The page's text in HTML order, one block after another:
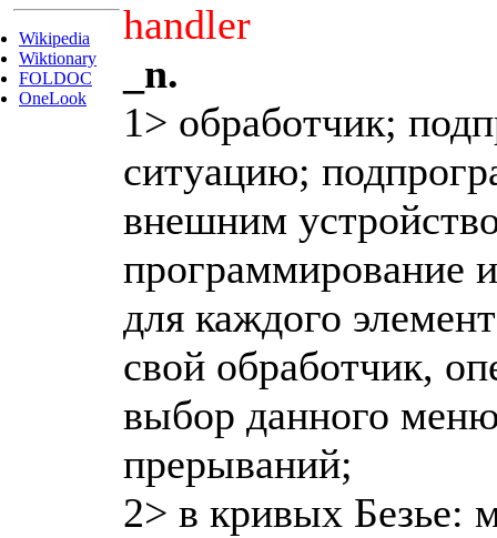
Wikipedia
Wiktionary
FOLDOC
OneLook
handler
_n.
1> обработчик;
ситуацию;
внешним
программирование
для каждого
свой обработчик,
выбор данного
прерываний;
2> в кривых Безье: